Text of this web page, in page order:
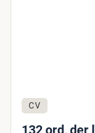
CV
132 ord, der